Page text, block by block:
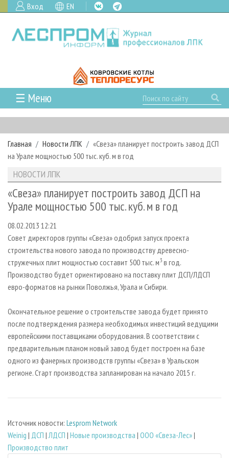
Вход EN
☰ Меню
ГЛАВНАЯ
РУБРИКИ И ТЕМЫ
РУБРИКИ ЖУРНАЛА
ЛЕСОЗАГОТОВКА
ЛЕСОПИЛЕНИЕ
СУШКА ДРЕВЕСИНЫ
ПРОИЗВОДСТВО ДРЕВЕСНЫХ ПЛИТ
ДЕРЕВЯННОЕ ДОМОСТРОЕНИЕ
ПРОИЗВОДСТВО МЕБЕЛИ
ЦБП
ИНСТРУМЕНТ И МАТЕРИАЛЫ
НОВОСТИ
НОВОСТИ ЛПК
НОВОСТИ ЖУРНАЛА
ПРОЕКТЫ ЛПИ
АНАЛИТИКА
ПРЕДПРИЯТИЯ ЛПК
ПЕРСОНЫ
МОБИЛЬНЫЕ ВЫСТАВКИ
ОФИЦИАЛЬНЫЕ ДЕЛЕГАЦИИ
ПРИОРИТЕТНЫЕ ИНВЕСТПРОЕКТЫ
ГАЗЕТА ЛЕСПРОМФОРУМ
БИБЛИОТЕКА СПЕЦИАЛИСТА
АРХИВ
АРХИВ ЖУРНАЛОВ
О ЖУРНАЛЕ
ПОДПИСКА
КОНТАКТЫ
РЕКЛАМОДАТЕЛЯМ
РЕКЛАМА
РЕКЛАМА НА САЙТЕ
Главная Новости ЛПК
«Свеза» планирует построить завод ДСП
на Урале мощностью 500 тыс. куб. м в год
НОВОСТИ ЛПК
«Свеза» планирует построить завод ДСП на
Урале мощностью 500 тыс. куб. м в год
08.02.2013 12:21
Совет директоров группы «Свеза» одобрил запуск проекта
строительства нового завода по производству древесно-
стружечных плит мощностью составит 500 тыс. м3 в год.
Производство будет ориентировано на поставку плит ДСП/ЛДСП
евро-форматов на рынки Поволжья, Урала и Сибири.
Окончательное решение о строительстве завода будет принято
после подтверждения размера необходимых инвестиций ведущими
европейскими поставщиками оборудования. В соответствии с
предварительным планом новый завод будет построен на базе
одного из фанерных производств группы «Свеза» в Уральском
регионе. Старт производства запланирован на начало 2015 г.
Источник новости: Lesprom Network
Weinig | ДСП |ЛДСП | Новые производства | ООО «Свеза-Лес»|
Производство плит